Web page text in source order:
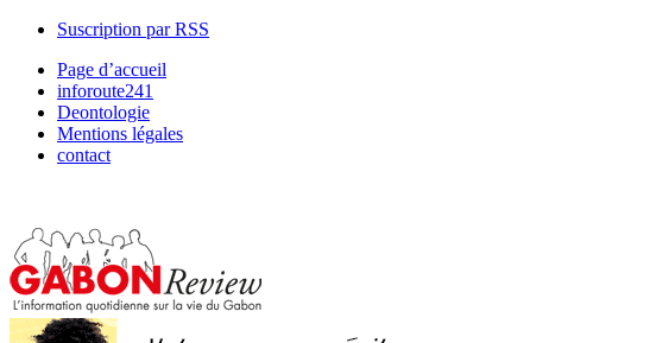
Suscription par RSS
Page d’accueil
inforoute241
Deontologie
Mentions légales
contact